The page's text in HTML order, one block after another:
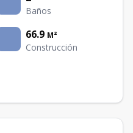
Baños
66.9 M²
Construcción